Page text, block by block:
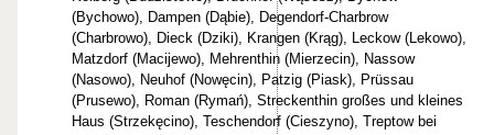
(Bychowo), Dampen (Dąbie), Degendorf-Charbrow
(Charbrowo), Dieck (Dziki), Krangen (Krąg), Leckow (Lekowo),
Matzdorf (Macijewo), Mehrenthin (Mierzecin), Nassow
(Nasowo), Neuhof (Nowęcin), Patzig (Piask), Prüssau
(Prusewo), Roman (Rymań), Streckenthin großes und kleines
Haus (Strzekęcino), Teschendorf (Cieszyno), Treptow bei